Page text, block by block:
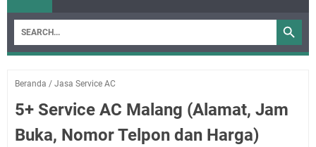
Beranda / Jasa Service AC
5+ Service AC Malang (Alamat, Jam
Buka, Nomor Telpon dan Harga)